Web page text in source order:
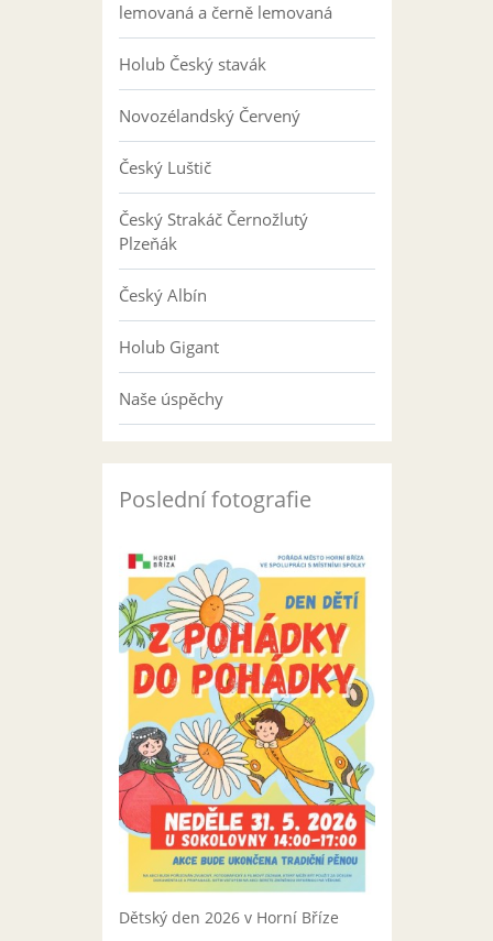
lemovaná a černě lemovaná
Holub Český stavák
Novozélandský Červený
Český Luštič
Český Strakáč Černožlutý
Plzeňák
Český Albín
Holub Gigant
Naše úspěchy
Poslední fotografie
Dětský den 2026 v Horní Bříze